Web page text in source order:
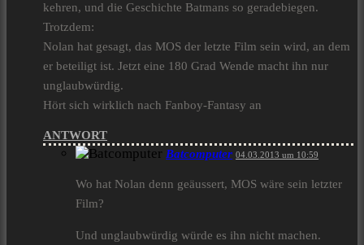
kehren, und die Geschichte Batmans so geradebiegen.
Trotzdem:
Nolan hat gesagt, das MOS der letzte Film sein wird, an dem
er beteiligt ist. Jetzt eine 180 Grad Wende macht ihn nur
unglaubwürdig.
Hört sich wirklich nach Fanboy-Fantasy an
ANTWORT
Batcomputer 04.03.2013 um 10:59
Wo hat Nolan denn geäussert, MOS wäre sein letzter
Film?
Und unglaubwürdig würde es ihn nicht machen.